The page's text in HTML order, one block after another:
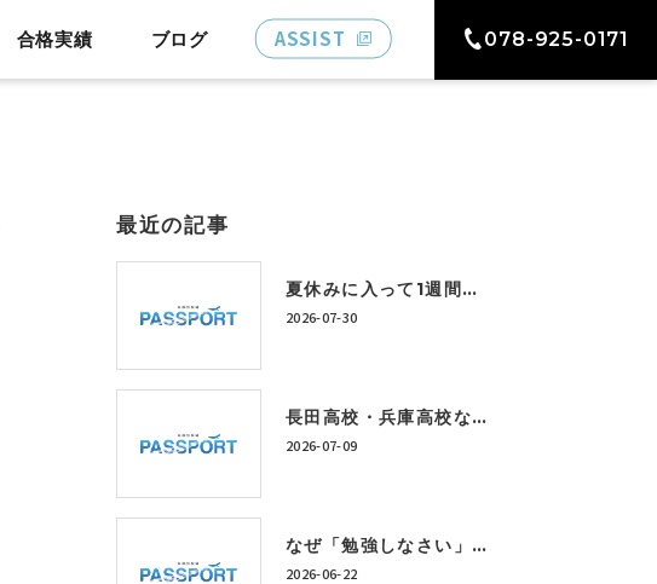
合格実績 ブログ ASSIST 078-925-0171
最近の記事
夏休みに入って1週間。「うちの子、このままで大丈夫かな…」と感じている保護者の方へ
2026-07-30
長田高校・兵庫高校など上位校を目指すには？今から身につけたい学習習慣とは
2026-07-09
なぜ「勉強しなさい」では成績は上がらないのか？神戸市西区の個別指導塾が考える学習習慣の作り方
2026-06-22